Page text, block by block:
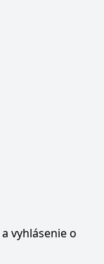
vyhlásenie o